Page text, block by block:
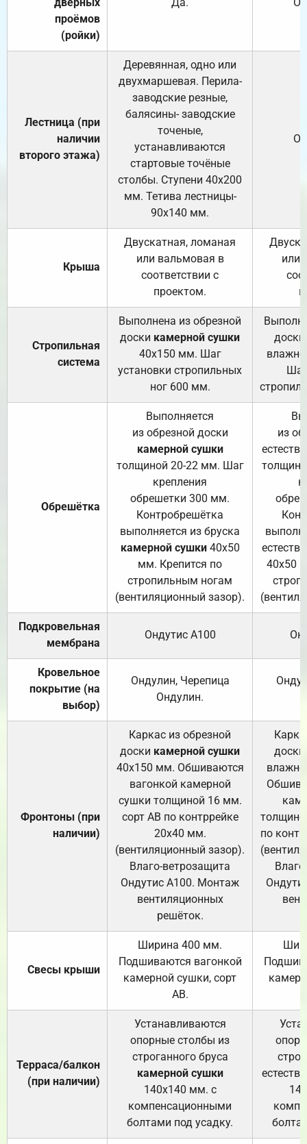
проёмов
(ройки)
Лестница (при
наличии
второго этажа)
Деревянная, одно или
двухмаршевая. Перила-
заводские резные,
балясины- заводские
точеные,
устанавливаются
стартовые точёные
столбы. Ступени 40х200
мм. Тетива лестницы-
90х140 мм.
Крыша
Двускатная, ломаная
или вальмовая в
соответствии с
проектом.
или
Стропильная
система
Выполнена из обрезной
доски камерной сушки
40х150 мм. Шаг
установки стропильных
ног 600 мм.
доски
Обрешётка
Выполняется
из обрезной доски
камерной сушки
толщиной 20-22 мм. Шаг
крепления
обрешетки 300 мм.
Контробрешётка
выполняется из бруска
камерной сушки40х50
мм. Крепится по
стропильным ногам
(вентиляционный зазор).
из
40х50
Подкровельная
мембрана
Ондутис А100
Кровельное
покрытие (на
выбор)
Ондулин, Черепица
Ондулин.
Фронтоны (при
наличии)
Каркас из обрезной
доски камерной сушки
40х150 мм. Обшиваются
вагонкой камерной
сушки толщиной 16 мм.
сорт АВ по контррейке
20х40 мм.
(вентиляционный зазор).
Влаго-ветрозащита
Ондутис А100. Монтаж
вентиляционных
решёток.
доски
по
Свесы крыши
Ширина 400 мм.
Подшиваются вагонкой
камерной сушки, сорт
АВ.
Терраса/балкон
(при наличии)
Устанавливаются
опорные столбы из
строганного бруса
камерной сушки
140х140 мм. с
компенсационными
болтами под усадку.